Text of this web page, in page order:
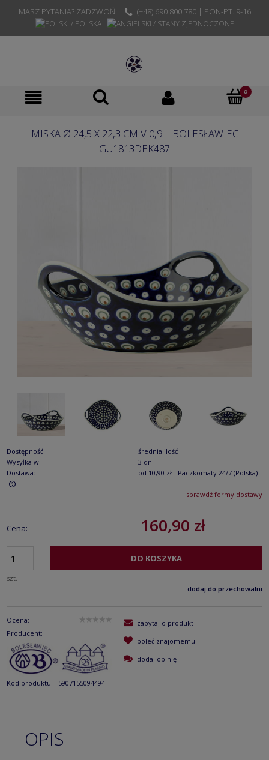
MASZ PYTANIA? ZADZWOŃ! (+48) 690 800 780 | PON-PT. 9-16
MISKA Ø 24,5 X 22,3 CM V 0,9 L BOLESŁAWIEC
GU1813DEK487
Dostępność:
średnia ilość
Wysyłka w:
3 dni
Dostawa:
od 10,90 zł - Paczkomaty 24/7 (Polska)
Cena nie zawiera ewentualnych kosztów płatnościsprawdź formy dostawy
Cena: 160,90 zł
szt.
DO KOSZYKA
dodaj do przechowalni
Ocena:
Producent:
Kod produktu: 5907155094494
zapytaj o produkt
poleć znajomemu
dodaj opinię
OPIS